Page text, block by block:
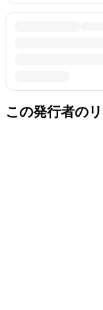
この発行者の